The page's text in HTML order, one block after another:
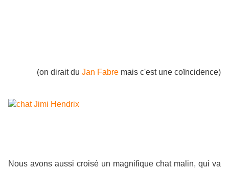
(on dirait du Jan Fabre mais c'est une coïncidence)
Nous avons aussi croisé un magnifique chat malin, qui va